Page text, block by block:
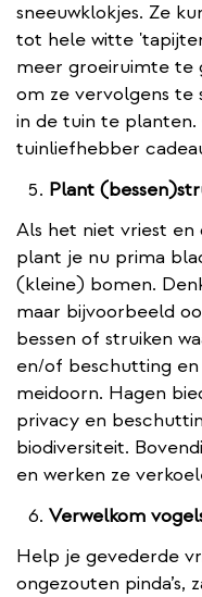
sneeuwklokjes. Ze
tot hele witte
meer groeiruimte te
om ze vervolgens te
in de tuin te
tuinliefhebber
Plant
Als het niet vriest en
plant je nu prima
(kleine) bomen.
maar bijvoorbeeld
bessen of struiken
en/of beschutting en
meidoorn. Hagen
privacy en
biodiversiteit.
en werken ze
Verwelkom
Help je gevederde
ongezouten